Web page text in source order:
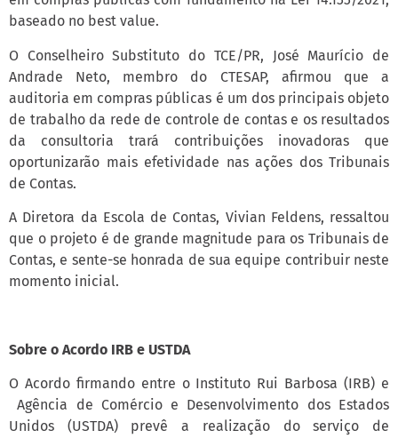
baseado no best value.
O Conselheiro Substituto do TCE/PR, José Maurício de
Andrade Neto, membro do CTESAP, afirmou que a
auditoria em compras públicas é um dos principais objeto
de trabalho da rede de controle de contas e os resultados
da consultoria trará contribuições inovadoras que
oportunizarão mais efetividade nas ações dos Tribunais
de Contas.
A Diretora da Escola de Contas, Vivian Feldens, ressaltou
que o projeto é de grande magnitude para os Tribunais de
Contas, e sente-se honrada de sua equipe contribuir neste
momento inicial.
Sobre o Acordo IRB e USTDA
O Acordo firmando entre o Instituto Rui Barbosa (IRB) e
Agência de Comércio e Desenvolvimento dos Estados
Unidos (USTDA) prevê a realização do serviço de